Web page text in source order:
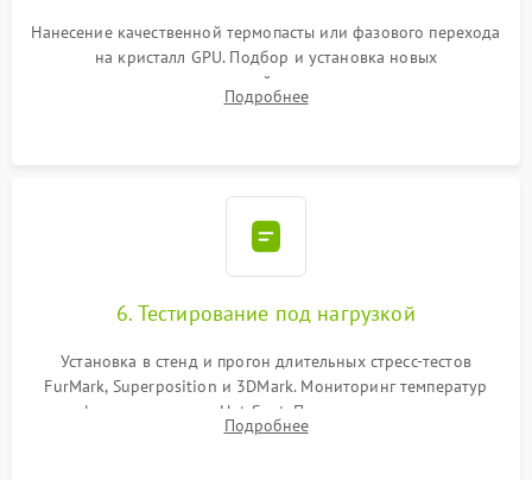
Нанесение качественной термопасты или фазового перехода
на кристалл GPU. Подбор и установка новых
термопрокладок правильной толщины на память и цепи
питания. Монтаж радиатора и бэкплейта, подключение и
Подробнее
6. Тестирование под нагрузкой
Установка в стенд и прогон длительных стресс-тестов
FurMark, Superposition и 3DMark. Мониторинг температур
графического чипа и Hot Spot. Проверка на отсутствие
артефактов изображения, вылетов драйвера и зависаний.
Подробнее